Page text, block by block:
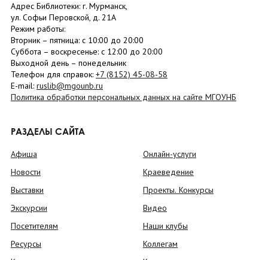
Адрес Библиотеки: г. Мурманск,
ул. Софьи Перовской, д. 21А
Режим работы:
Вторник – пятница: с 10:00 до 20:00
Суббота – воскресенье: c 12:00 до 20:00
Выходной день – понедельник
Телефон для справок: +7 (8152) 45-08-58
E-mail: ruslib@mgounb.ru
Политика обработки персональных данных на сайте МГОУНБ
РАЗДЕЛЫ САЙТА
Афиша
Новости
Выставки
Экскурсии
Посетителям
Ресурсы
Онлайн-услуги
Краеведение
Проекты. Конкурсы
Видео
Наши клубы
Коллегам